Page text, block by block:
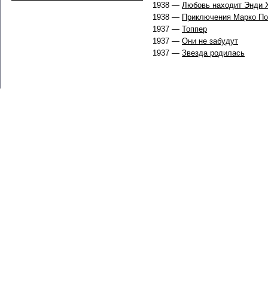
1938 — Любовь находит Энди
1938 — Приключения Марко
1937 — Топпер
1937 — Они не забудут
1937 — Звезда родилась